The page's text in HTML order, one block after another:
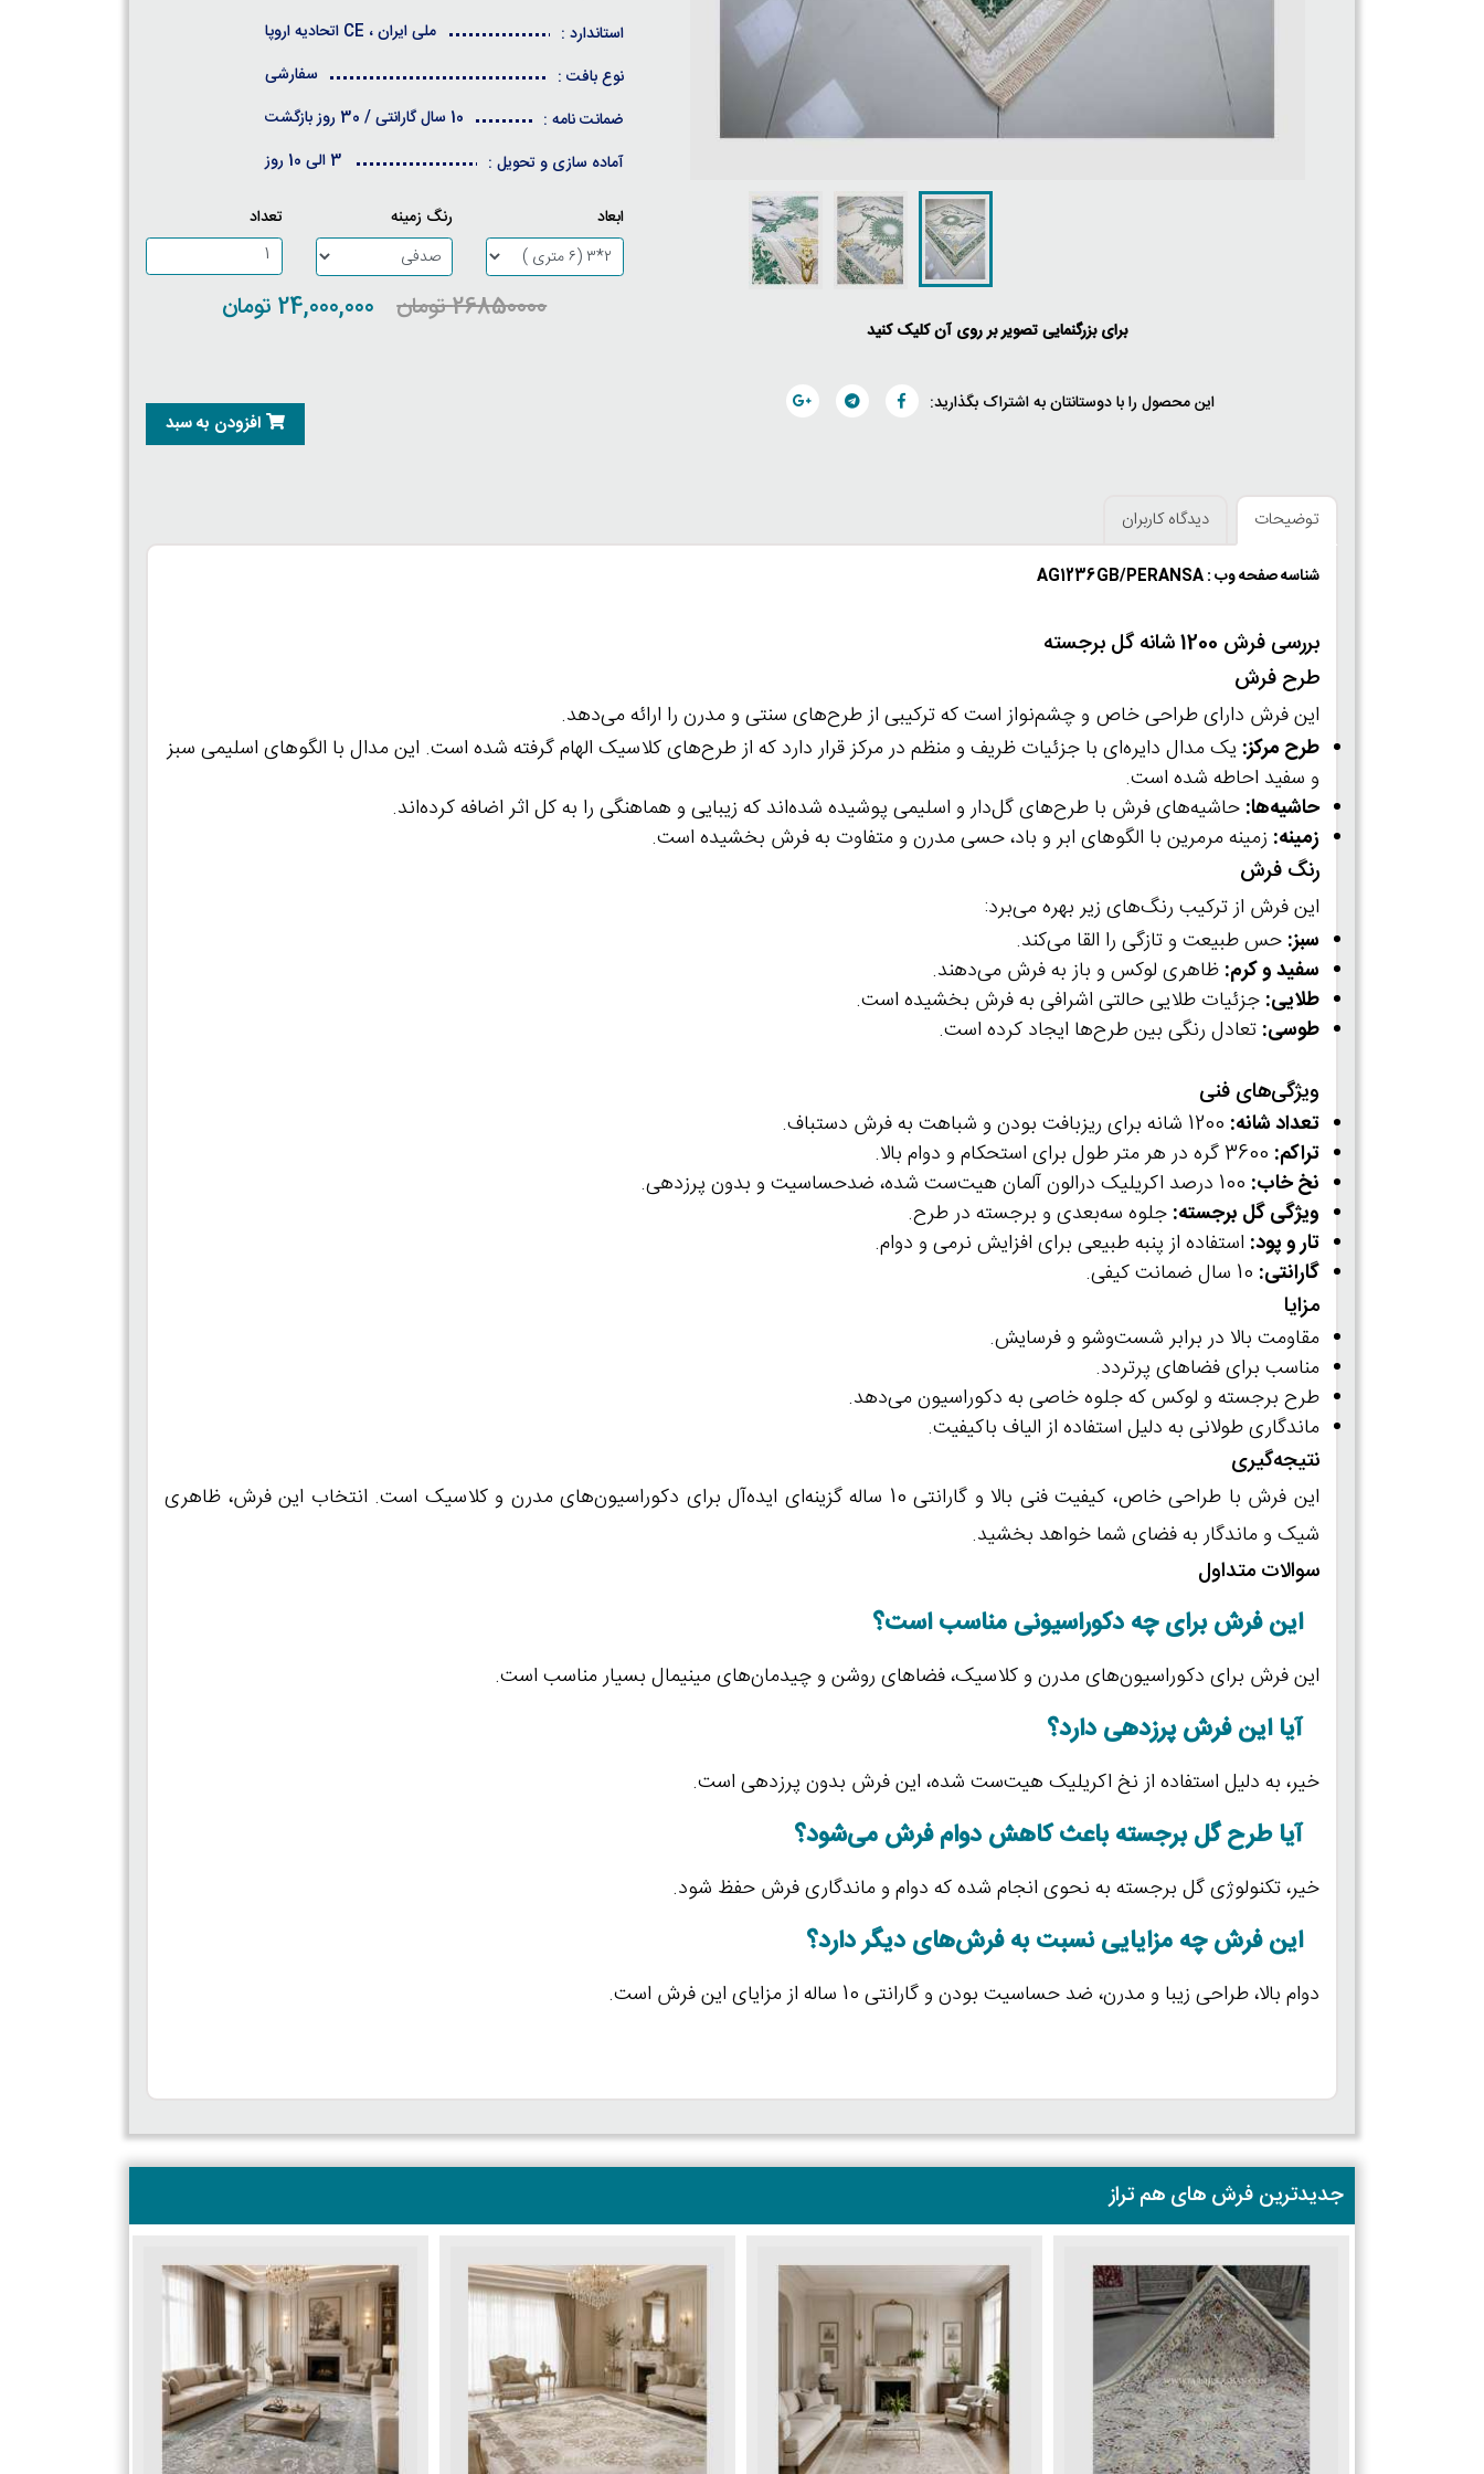
برای بزرگنمایی تصویر بر روی آن کلیک کنید
این محصول را با دوستانتان به اشتراک بگذارید:
استاندارد :
ملی ایران ، CE اتحادیه اروپا
نوع بافت :
سفارشی
ضمانت نامه :
10 سال گارانتی / 30 روز بازگشت
آماده سازی و تحویل :
3 الی 10 روز
ابعاد رنگ زمینه تعداد
26850000 تومان 24,000,000 تومان
افزودن به سبد
توضیحات دیدگاه کاربران
شناسه صفحه وب : AG1236GB/PERANSA
بررسی فرش 1200 شانه گل برجسته
طرح فرش
این فرش دارای طراحی خاص و چشم‌نواز است که ترکیبی از طرح‌های سنتی و مدرن را ارائه می‌دهد.
طرح مرکز: یک مدال دایره‌ای با جزئیات ظریف و منظم در مرکز قرار دارد که از طرح‌های کلاسیک الهام گرفته شده است. این مدال با الگوهای اسلیمی سبز
و سفید احاطه شده است.
حاشیه‌ها: حاشیه‌های فرش با طرح‌های گل‌دار و اسلیمی پوشیده شده‌اند که زیبایی و هماهنگی را به کل اثر اضافه کرده‌اند.
زمینه: زمینه مرمرین با الگوهای ابر و باد، حسی مدرن و متفاوت به فرش بخشیده است.
رنگ فرش
این فرش از ترکیب رنگ‌های زیر بهره می‌برد:
سبز: حس طبیعت و تازگی را القا می‌کند.
سفید و کرم: ظاهری لوکس و باز به فرش می‌دهند.
طلایی: جزئیات طلایی حالتی اشرافی به فرش بخشیده است.
طوسی: تعادل رنگی بین طرح‌ها ایجاد کرده است.
ویژگی‌های فنی
تعداد شانه:
تراکم:
نخ خاب:
ویژگی گل برجسته: جلوه سه‌بعدی و برجسته در طرح.
تار و پود: استفاده از پنبه طبیعی برای افزایش نرمی و دوام.
گارانتی:
مزایا
مقاومت بالا در برابر شست‌وشو و فرسایش.
مناسب برای فضاهای پرتردد.
طرح برجسته و لوکس که جلوه خاصی به دکوراسیون می‌دهد.
ماندگاری طولانی به دلیل استفاده از الیاف باکیفیت.
نتیجه‌گیری
این فرش با طراحی خاص، کیفیت فنی بالا و گارانتی 10 ساله گزینه‌ای ایده‌آل برای دکوراسیون‌های مدرن و کلاسیک است. انتخاب این فرش، ظاهری
شیک و ماندگار به فضای شما خواهد بخشید.
سوالات متداول
این فرش برای چه دکوراسیونی مناسب است؟
این فرش برای دکوراسیون‌های مدرن و کلاسیک، فضاهای روشن و چیدمان‌های مینیمال بسیار مناسب است.
آیا این فرش پرزدهی دارد؟
خیر، به دلیل استفاده از نخ اکریلیک هیت‌ست شده، این فرش بدون پرزدهی است.
آیا طرح گل برجسته باعث کاهش دوام فرش می‌شود؟
خیر، تکنولوژی گل برجسته به نحوی انجام شده که دوام و ماندگاری فرش حفظ شود.
این فرش چه مزایایی نسبت به فرش‌های دیگر دارد؟
دوام بالا، طراحی زیبا و مدرن، ضد حساسیت بودن و گارانتی 10 ساله از مزایای این فرش است.
جدیدترین فرش های هم تراز